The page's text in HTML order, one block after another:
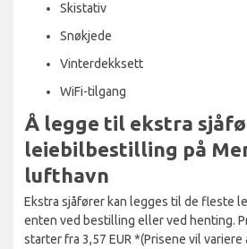
Skistativ
Snøkjede
Vinterdekksett
WiFi-tilgang
Å legge til ekstra
leiebilbestilling på
lufthavn
Ekstra sjåfører kan legges til de fleste
enten ved bestilling eller ved henting.
starter fra 3,57 EUR *(Prisene vil